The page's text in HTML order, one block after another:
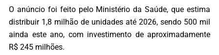
O anúncio foi feito pelo Ministério da Saúde, que estima
distribuir 1,8 milhão de unidades até 2026, sendo 500 mil
ainda este ano, com investimento de aproximadamente
R$ 245 milhões.